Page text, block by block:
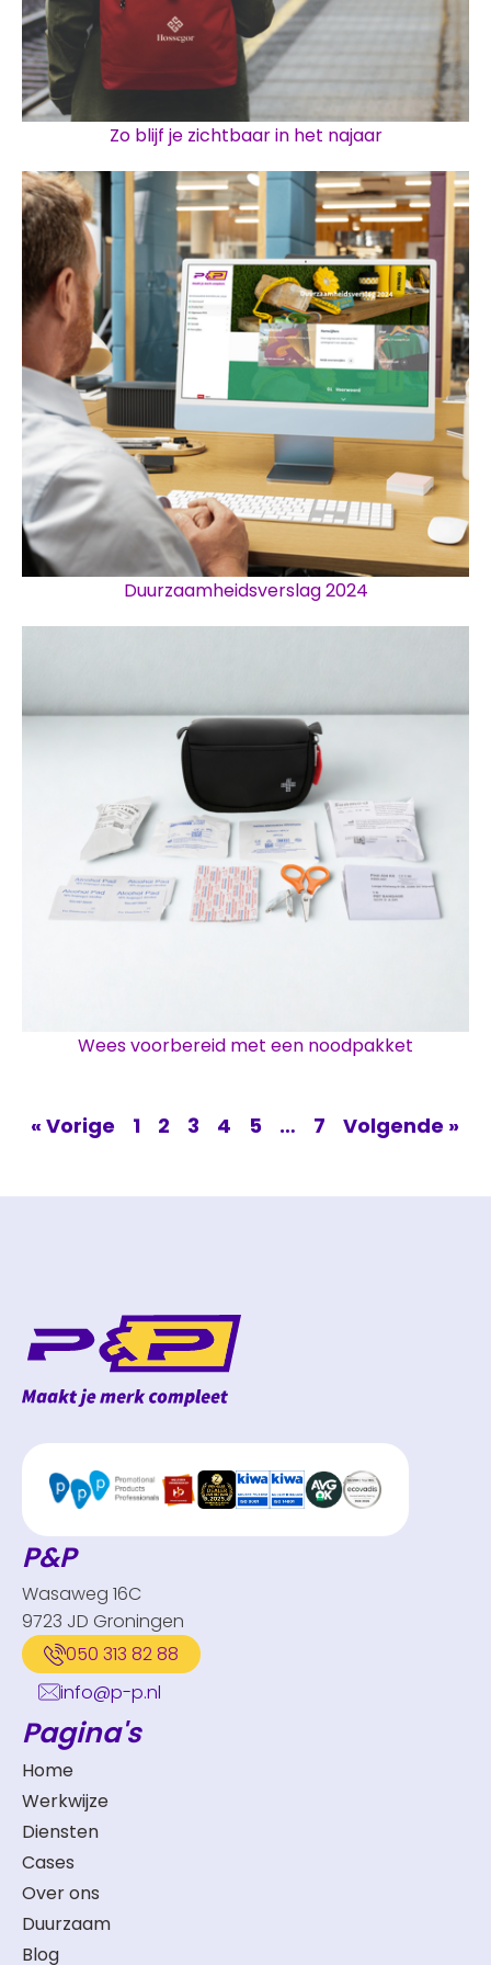
Zo blijf je zichtbaar in het najaar
Duurzaamheidsverslag 2024
Wees voorbereid met een noodpakket
« Vorige 1 2 3 4 5 … 7 Volgende »
P&P
Wasaweg 16C
9723 JD Groningen
050 313 82 88
info@p-p.nl
Pagina's
Home
Werkwijze
Diensten
Cases
Over ons
Duurzaam
Blog